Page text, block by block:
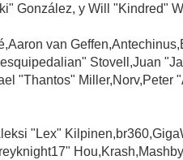
González, y Will "Kindred"
van
Stovell,Juan
"Thantos"
"Lex"